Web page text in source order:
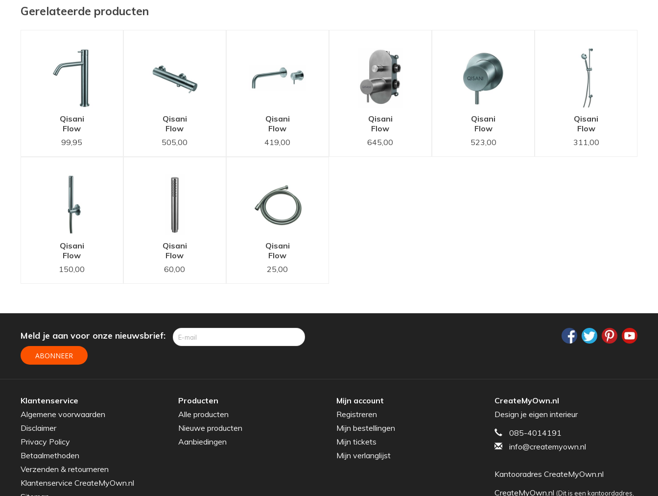
Gerelateerde producten
Qisani
Flow
wastafelkraan
Verhoogd
99,95
Qisani
Flow
douchethermostaat
RVS
505,00
Qisani
Flow
wastafelkraan
inbouw 21
419,00
Qisani
Flow
thermostatische
inbouwkraan
645,00
Qisani
Flow
thermostatische
inbouwkraan
523,00
Qisani
Flow
glijstangset
RVS
311,00
Qisani
Flow
handdouche
met
150,00
Qisani
Flow
staafhanddouche
RVS
60,00
Qisani
Flow
doucheslang
RVS
25,00
Meld je aan voor onze nieuwsbrief:
ABONNEER
Klantenservice
Algemene voorwaarden
Disclaimer
Privacy Policy
Betaalmethoden
Verzenden & retourneren
Klantenservice CreateMyOwn.nl
Producten
Alle producten
Nieuwe producten
Aanbiedingen
Mijn account
Registreren
Mijn bestellingen
Mijn tickets
Mijn verlanglijst
CreateMyOwn.nl
Design je eigen interieur
085-4014191
info@createmyown.nl
Kantooradres CreateMyOwn.nl
CreateMyOwn.nl (Dit is een kantoordadres,